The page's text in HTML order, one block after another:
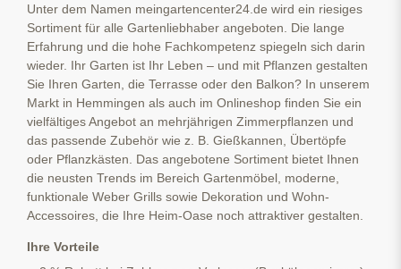
Unter dem Namen meingartencenter24.de wird ein riesiges
Sortiment für alle Gartenliebhaber angeboten. Die lange
Erfahrung und die hohe Fachkompetenz spiegeln sich darin
wieder. Ihr Garten ist Ihr Leben – und mit Pflanzen gestalten
Sie Ihren Garten, die Terrasse oder den Balkon? In unserem
Markt in Hemmingen als auch im Onlineshop finden Sie ein
vielfältiges Angebot an mehrjährigen Zimmerpflanzen und
das passende Zubehör wie z. B. Gießkannen, Übertöpfe
oder Pflanzkästen. Das angebotene Sortiment bietet Ihnen
die neusten Trends im Bereich Gartenmöbel, moderne,
funktionale Weber Grills sowie Dekoration und Wohn-
Accessoires, die Ihre Heim-Oase noch attraktiver gestalten.
Ihre Vorteile